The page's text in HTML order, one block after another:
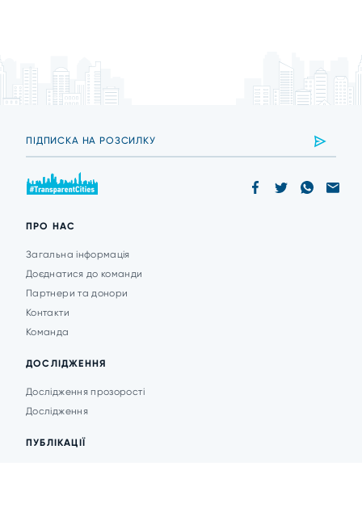
ПРО НАС
Загальна інформація
Доєднатися до команди
Партнери та донори
Контакти
Команда
ДОСЛІДЖЕННЯ
Дослідження прозорості
Дослідження
ПУБЛІКАЦІЇ